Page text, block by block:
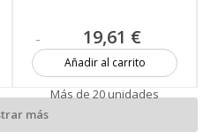
19,61 €
Añadir al carrito
Más de 20 unidades
más